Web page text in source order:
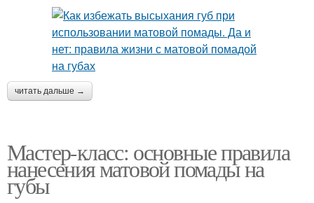
читать дальше →
Мастер-класс: основные правила
нанесения матовой помады на
губы